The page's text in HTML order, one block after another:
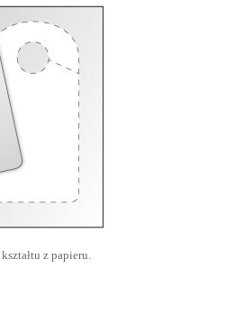
z papieru.